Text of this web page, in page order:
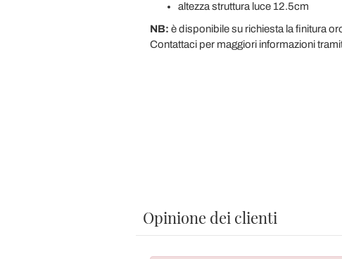
altezza struttura luce 12.5cm
NB: è disponibile su richiesta la finitura
Contattaci per maggiori informazioni
Opinione dei clienti